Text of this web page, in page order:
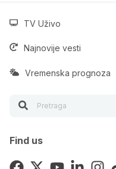
TV Uživo
Najnovije vesti
Vremenska prognoza
Find us
TOP TAGOVI
Euronews Montenegro
Vise o temi